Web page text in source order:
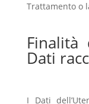
Trattamento o
Finalità
Dati
I Dati